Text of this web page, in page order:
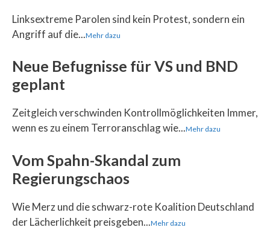
Linksextreme Parolen sind kein Protest, sondern ein
Angriff auf die...Mehr dazu
Neue Befugnisse für VS und BND
geplant
Zeitgleich verschwinden Kontrollmöglichkeiten Immer,
wenn es zu einem Terroranschlag wie...Mehr dazu
Vom Spahn-Skandal zum
Regierungschaos
Wie Merz und die schwarz-rote Koalition Deutschland
der Lächerlichkeit preisgeben...Mehr dazu